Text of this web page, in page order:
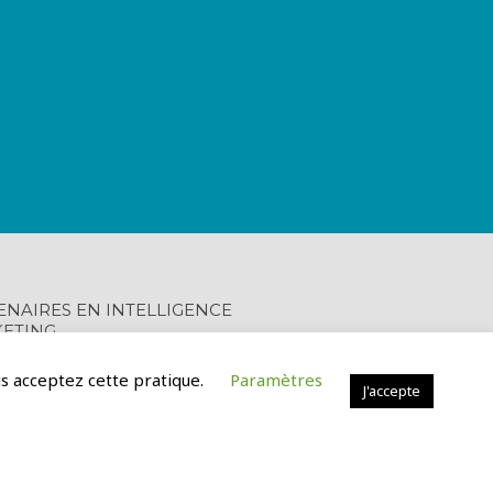
EN INTELLIGENCE
acceptez cette pratique. Paramètres J'accepte